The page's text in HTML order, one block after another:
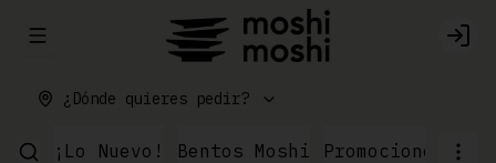
Abrir menu de navegación
¿Dónde quieres pedir?
¡Lo Nuevo! Bentos Moshi Promociones